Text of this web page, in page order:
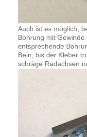
Auch ist es möglich,
Bohrung mit
entsprechende
Bein, bis der Kleber
schräge Radachsen